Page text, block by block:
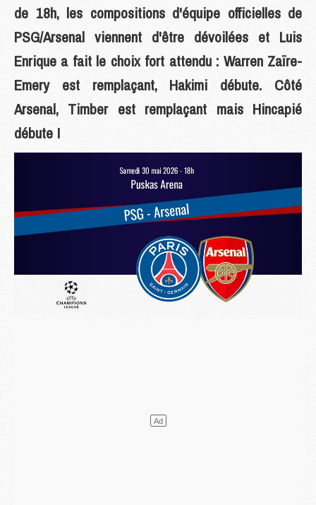
de 18h, les compositions d'équipe officielles de
PSG/Arsenal viennent d'être dévoilées et Luis
Enrique a fait le choix fort attendu : Warren Zaïre-
Emery est remplaçant, Hakimi débute. Côté
Arsenal, Timber est remplaçant mais Hincapié
débute !